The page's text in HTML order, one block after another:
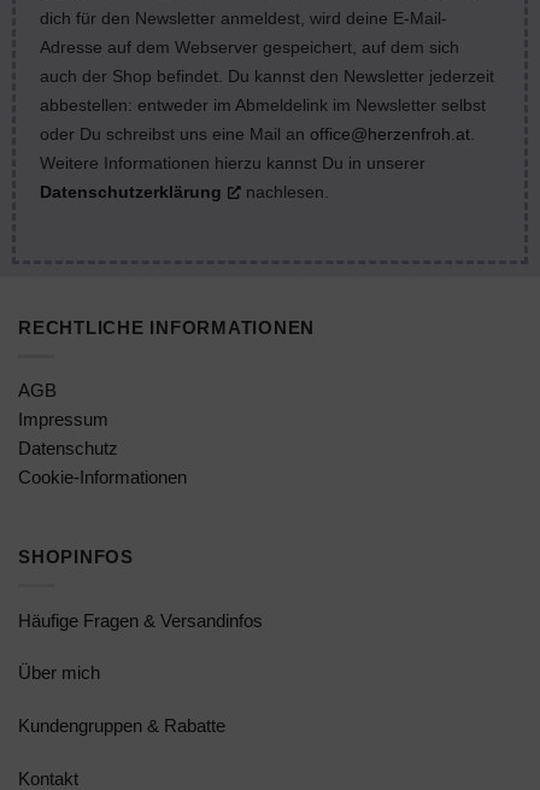
dich für den Newsletter anmeldest, wird deine E-Mail-
Adresse auf dem Webserver gespeichert, auf dem sich
auch der Shop befindet. Du kannst den Newsletter jederzeit
abbestellen: entweder im Abmeldelink im Newsletter selbst
oder Du schreibst uns eine Mail an office@herzenfroh.at
Weitere Informationen hierzu kannst Du in unserer
Datenschutzerklärung
nachlesen.
RECHTLICHE INFORMATIONEN
AGB
Impressum
Datenschutz
Cookie-Informationen
SHOPINFOS
Häufige Fragen & Versandinfos
Über mich
Kundengruppen & Rabatte
Kontakt